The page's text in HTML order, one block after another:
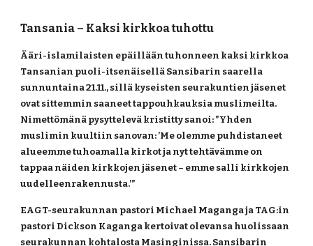
Tansania – Kaksi kirkkoa tuhottu
Ääri-islamilaisten epäillään tuhonneen kaksi kirkkoa
Tansanian puoli-itsenäisellä Sansibarin saarella
sunnuntaina 21.11., sillä kyseisten seurakuntien jäsenet
ovat sittemmin saaneet tappouhkauksia muslimeilta.
Nimettömänä pysyttelevä kristitty sanoi: ”Yhden
muslimin kuultiin sanovan: ’Me olemme puhdistaneet
alueemme tuhoamalla kirkot ja nyt tehtävämme on
tappaa näiden kirkkojen jäsenet – emme salli kirkkojen
uudelleenrakennusta.’”
EAGT-seurakunnan pastori Michael Maganga ja TAG:in
pastori Dickson Kaganga kertoivat olevansa huolissaan
seurakunnan kohtalosta Masinginissa. Sansibarin